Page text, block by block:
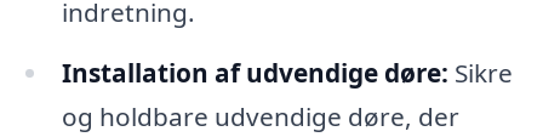
indretning.
Installation af udvendige døre: Sikre
og holdbare udvendige døre, der